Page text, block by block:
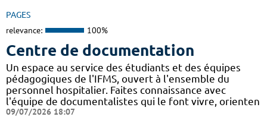
PAGES
relevance: 100%
Centre de documentation
Un espace au service des étudiants et des équipes
pédagogiques de l'IFMS, ouvert à l'ensemble du
personnel hospitalier. Faites connaissance avec
l'équipe de documentalistes qui le font vivre, orienten
09/07/2026 18:07